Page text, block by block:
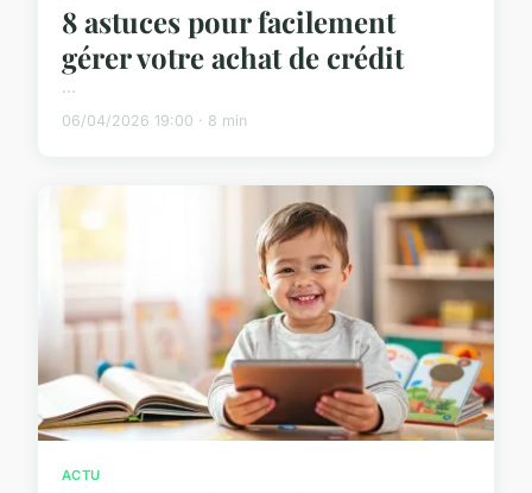
8 astuces pour facilement
gérer votre achat de crédit
...
06/04/2026 19:00 · 8 min
ACTU